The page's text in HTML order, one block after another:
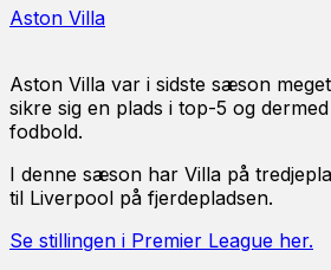
Aston Villa
Aston Villa var i sidste sæson
sikre sig en plads i top-5 og
fodbold.
I denne sæson har Villa på
til Liverpool på fjerdepladsen.
Se stillingen i Premier League her.